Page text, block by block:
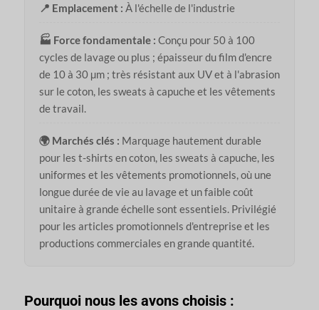
📍 Emplacement : À l'échelle de l'industrie
🏭 Force fondamentale : Conçu pour 50 à 100
cycles de lavage ou plus ; épaisseur du film d'encre
de 10 à 30 µm ; très résistant aux UV et à l'abrasion
sur le coton, les sweats à capuche et les vêtements
de travail.
🌍 Marchés clés : Marquage hautement durable
pour les t-shirts en coton, les sweats à capuche, les
uniformes et les vêtements promotionnels, où une
longue durée de vie au lavage et un faible coût
unitaire à grande échelle sont essentiels. Privilégié
pour les articles promotionnels d'entreprise et les
productions commerciales en grande quantité.
Pourquoi nous les avons choisis :